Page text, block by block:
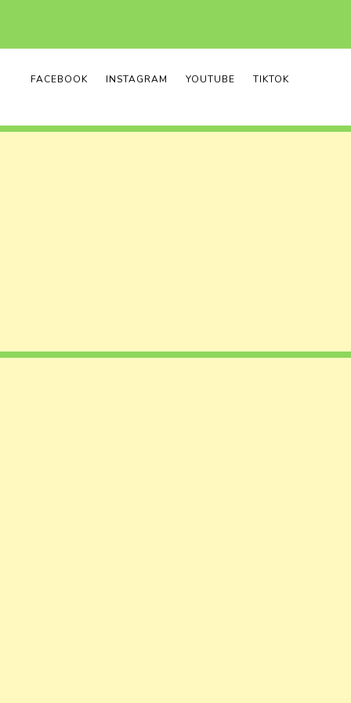
FACEBOOK INSTAGRAM YOUTUBE TIKTOK